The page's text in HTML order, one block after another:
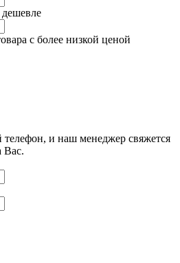
с более низкой ценой
и наш менеджер свяжется
Вас.